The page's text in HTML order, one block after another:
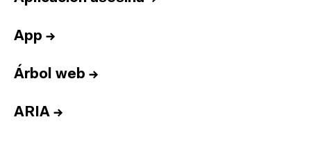
App →
Árbol web →
ARIA →